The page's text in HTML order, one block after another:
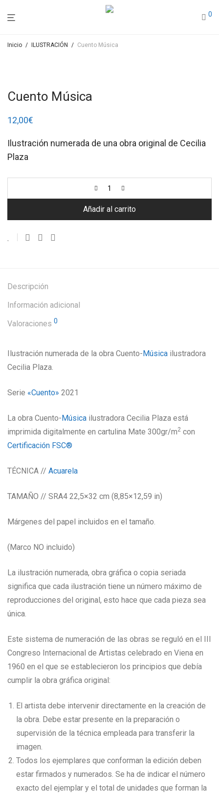
0
Inicio / ILUSTRACIÓN / Cuento Música
Cuento Música
12,00€
Ilustración numerada de una obra original de Cecilia
Plaza
Añadir al carrito
Descripción
Información adicional
Valoraciones 0
Ilustración numerada de la obra Cuento-Música ilustradora
Cecilia Plaza.
Serie «Cuento» 2021
La obra Cuento-Música ilustradora Cecilia Plaza está
imprimida digitalmente en cartulina Mate 300gr/m2 con
Certificación FSC®
TÉCNICA // Acuarela
TAMAÑO // SRA4 22,5×32 cm (8,85×12,59 in)
Márgenes del papel incluidos en el tamaño.
(Marco NO incluido)
La ilustración numerada, obra gráfica o copia seriada
significa que cada ilustración tiene un número máximo de
reproducciones del original, esto hace que cada pieza sea
única.
Este sistema de numeración de las obras se reguló en el III
Congreso Internacional de Artistas celebrado en Viena en
1960 en el que se establecieron los principios que debía
cumplir la obra gráfica original:
El artista debe intervenir directamente en la creación de
la obra. Debe estar presente en la preparación o
supervisión de la técnica empleada para transferir la
imagen.
Todos los ejemplares que conforman la edición deben
estar firmados y numerados. Se ha de indicar el número
exacto del ejemplar y el total de unidades que forman la